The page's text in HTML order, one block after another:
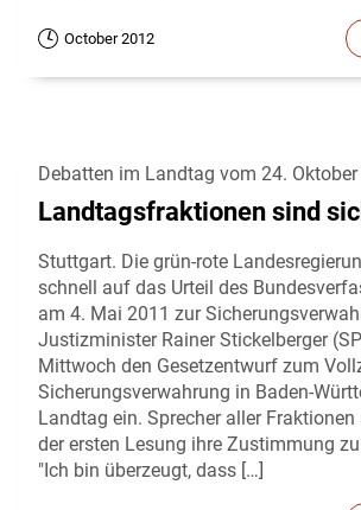
October 2012
Debatten im Landtag vom 24.
Landtagsfraktionen sind
Stuttgart. Die grün-rote
schnell auf das Urteil des
am 4. Mai 2011 zur
Justizminister Rainer Stickelberger
Mittwoch den Gesetzentwurf zum
Sicherungsverwahrung in Baden-
Landtag ein. Sprecher aller
der ersten Lesung ihre Zustimmung
"Ich bin überzeugt, dass […]